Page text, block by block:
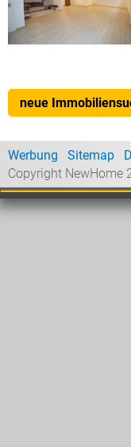
neue
Werbung Sitemap
Copyright NewHome